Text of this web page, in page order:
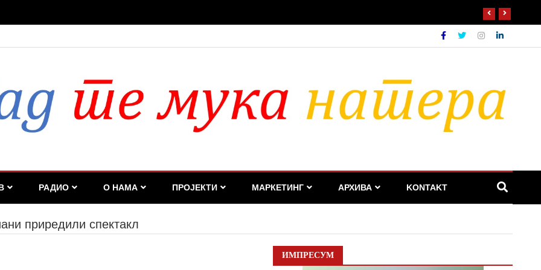
или недељу, нервоза опозиције биће све већа
РАДИО О НАМА ПРОЈЕКТИ МАРКЕТИНГ АРХИВА KONTAKT
приредили спектакл
ИМПРЕСУМ